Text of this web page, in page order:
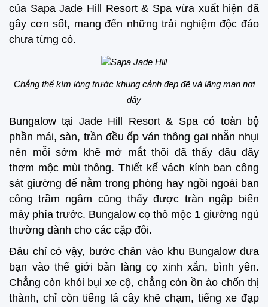
của Sapa Jade Hill Resort & Spa vừa xuất hiện đã
gây cơn sốt, mang đến những trải nghiệm độc đáo
chưa từng có.
Chẳng thể kìm lòng trước khung cảnh đẹp đẽ và lãng mạn nơi
đây
Bungalow tại Jade Hill Resort & Spa có toàn bộ
phần mái, sàn, trần đều ốp ván thông gai nhẵn nhụi
nên mỗi sớm khẽ mở mắt thôi đã thấy đâu đây
thơm mộc mùi thông. Thiết kế vách kính ban công
sát giường để nằm trong phòng hay ngồi ngoài ban
công trầm ngâm cũng thấy được tràn ngập biển
mây phía trước. Bungalow cọ thô mộc 1 giường ngủ
thường dành cho các cặp đôi.
Đâu chỉ có vậy, bước chân vào khu Bungalow đưa
bạn vào thế giới bản làng cọ xinh xắn, bình yên.
Chẳng còn khói bụi xe cộ, chẳng còn ồn ào chốn thị
thành, chỉ còn tiếng lá cây khẽ chạm, tiếng xe đạp